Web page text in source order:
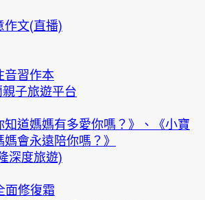
作文(直播)
音習作本
親子旅遊平台
知道媽媽有多愛你嗎？》、《小寶
會永遠陪你嗎？》
深度旅遊)
面修復霜